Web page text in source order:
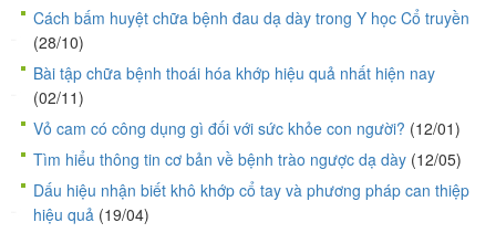
Cách bấm huyệt chữa bệnh đau dạ dày trong Y học Cổ truyền
(28/10)
Bài tập chữa bệnh thoái hóa khớp hiệu quả nhất hiện nay
(02/11)
Vỏ cam có công dụng gì đối với sức khỏe con người? (12/01)
Tìm hiểu thông tin cơ bản về bệnh trào ngược dạ dày (12/05)
Dấu hiệu nhận biết khô khớp cổ tay và phương pháp can thiệp
hiệu quả (19/04)